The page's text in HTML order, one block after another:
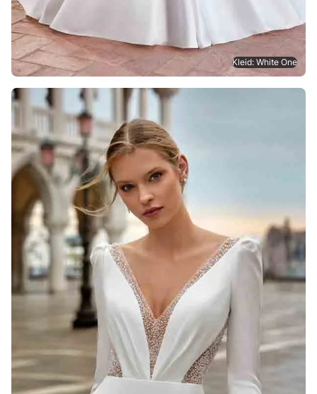
Kleid: White One